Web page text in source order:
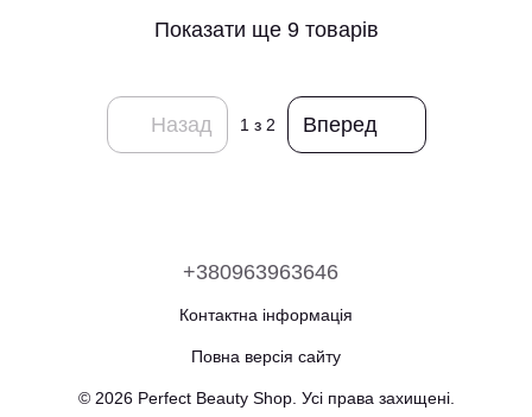
Показати ще 9 товарів
Назад 1 з 2 Вперед
+380963963646
Контактна інформація
Повна версія сайту
© 2026 Perfect Beauty Shop. Усі права захищені.